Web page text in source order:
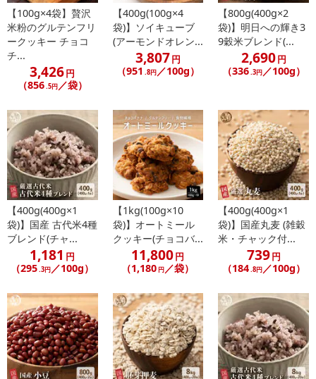
【100g×4袋】贅沢
米粉のグルテンフリ
ークッキー チョコ
チ...
3,426円
（856 .5円／袋）
【400g(100g×4
袋)】ソイキューブ
(アーモンドオレン...
3,807円
（951 .8円／100g）
【800g(400g×2
袋)】明日への輝き3
9穀米ブレンド(...
2,690円
（336 .3円／100g）
【400g(400g×1
袋)】国産 古代米4種
ブレンド(チャ...
1,181 円
（295.3円／100g）
【1kg(100g×10
袋)】オートミール
クッキー(チョコバ...
11,800円
（1,180 円／袋）
【400g(400g×1
袋)】国産丸麦 (雑穀
米・チャック付...
739円
（184.8円／100g）